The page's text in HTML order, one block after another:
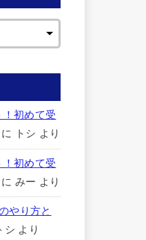
！初めて受
に トシ より
！初めて受
に みー より
やり方と
シ より